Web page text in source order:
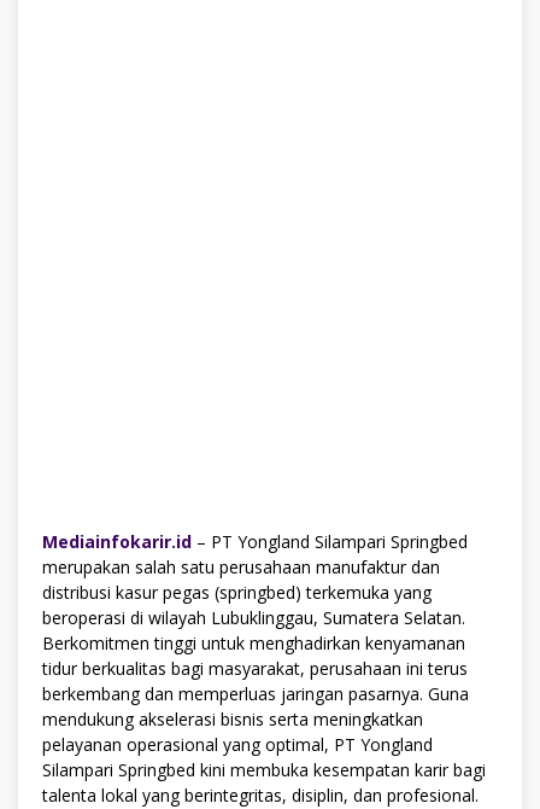
Mediainfokarir.id – PT Yongland Silampari Springbed
merupakan salah satu perusahaan manufaktur dan
distribusi kasur pegas (springbed) terkemuka yang
beroperasi di wilayah Lubuklinggau, Sumatera Selatan.
Berkomitmen tinggi untuk menghadirkan kenyamanan
tidur berkualitas bagi masyarakat, perusahaan ini terus
berkembang dan memperluas jaringan pasarnya. Guna
mendukung akselerasi bisnis serta meningkatkan
pelayanan operasional yang optimal, PT Yongland
Silampari Springbed kini membuka kesempatan karir bagi
talenta lokal yang berintegritas, disiplin, dan profesional.